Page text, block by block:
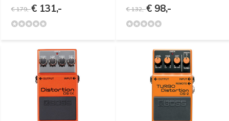
€ 179,-€ 131,- € 132,-€ 98,-